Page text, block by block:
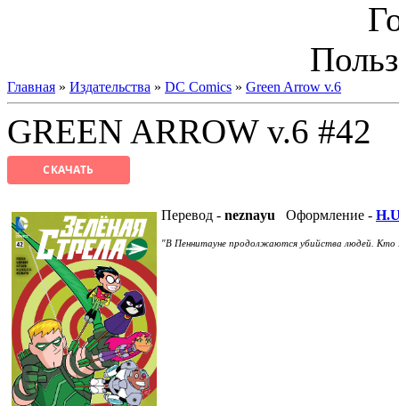
Главная » Издательства » DC Comics » Green Arrow v.6
GREEN ARROW v.6 #42
СКАЧАТЬ
Перевод - neznayu Оформление -
"В Пеннитауне продолжаются убийства людей.